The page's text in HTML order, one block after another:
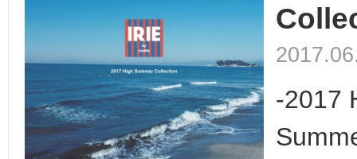
-2017